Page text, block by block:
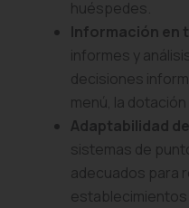
huéspedes.
Información en
informes y
decisiones
menú, la
Adaptabilidad
sistemas de
adecuados para